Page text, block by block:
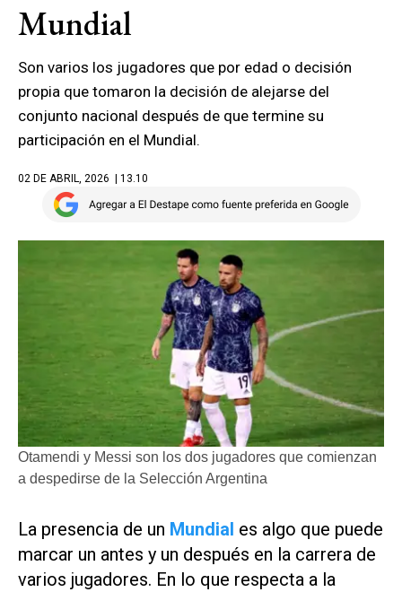
Mundial
Son varios los jugadores que por edad o decisión
propia que tomaron la decisión de alejarse del
conjunto nacional después de que termine su
participación en el Mundial.
02 DE ABRIL, 2026 | 13.10
Otamendi y Messi son los dos jugadores que comienzan
a despedirse de la Selección Argentina
La presencia de un Mundial es algo que puede
marcar un antes y un después en la carrera de
varios jugadores. En lo que respecta a la